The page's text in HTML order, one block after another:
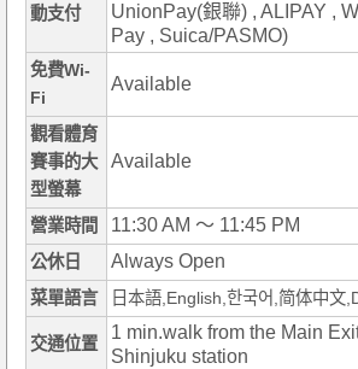
動支付
UnionPay(銀聯) , ALIPAY ,
Pay , Suica/PASMO)
免費Wi-
Fi
Available
觀看體育
賽事的大
型螢幕
Available
營業時間 11:30 AM ～ 11:45 PM
公休日 Always Open
菜單語言 日本語,English,한국어,简体中文
交通位置
1 min.walk from the Main
Shinjuku station